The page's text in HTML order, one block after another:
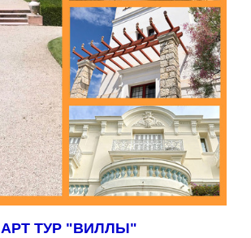
АРТ ТУР "ВИЛЛЫ"